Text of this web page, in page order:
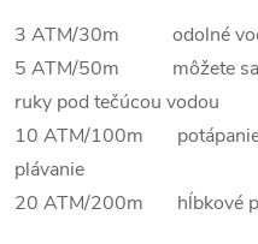
3 ATM/30m odolné voči
5 ATM/50m môžete sa s
ruky pod tečúcou vodou
10 ATM/100m potápanie
plávanie
20 ATM/200m hĺbkové